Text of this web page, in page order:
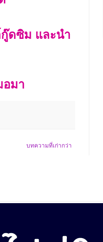
กู๊ดซิม และนำ
มา
บทความที่เก่ากว่า